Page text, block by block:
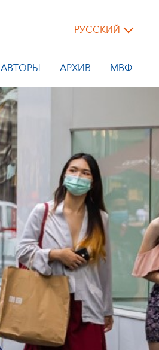
РУССКИЙ
АВТОРЫ АРХИВ МВФ